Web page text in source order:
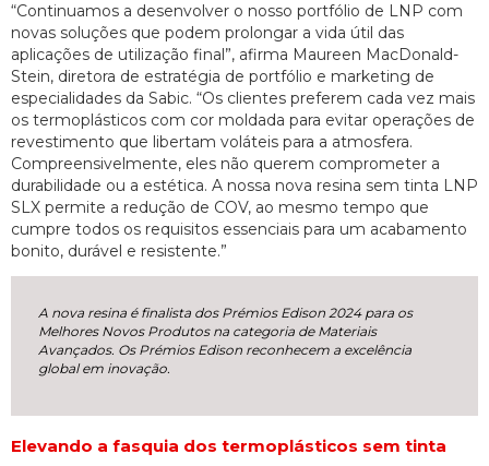
“Continuamos a desenvolver o nosso portfólio de LNP com
novas soluções que podem prolongar a vida útil das
aplicações de utilização final”, afirma Maureen MacDonald-
Stein, diretora de estratégia de portfólio e marketing de
especialidades da Sabic. “Os clientes preferem cada vez mais
os termoplásticos com cor moldada para evitar operações de
revestimento que libertam voláteis para a atmosfera.
Compreensivelmente, eles não querem comprometer a
durabilidade ou a estética. A nossa nova resina sem tinta LNP
SLX permite a redução de COV, ao mesmo tempo que
cumpre todos os requisitos essenciais para um acabamento
bonito, durável e resistente.”
A nova resina é finalista dos Prémios Edison 2024 para os
Melhores Novos Produtos na categoria de Materiais
Avançados. Os Prémios Edison reconhecem a excelência
global em inovação.
Elevando a fasquia dos termoplásticos sem tinta